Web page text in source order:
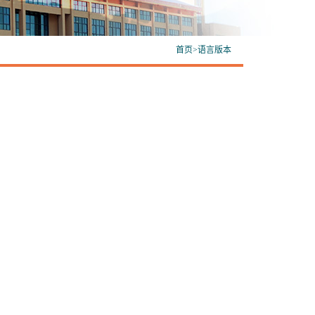
首页>语言版本